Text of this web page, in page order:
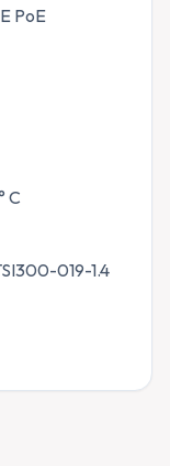
PoE
C
019-1.4